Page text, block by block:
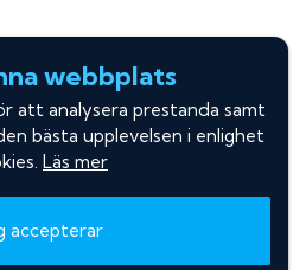
webbplats
att analysera prestanda samt
bästa upplevelsen i enlighet
Läs mer
accepterar